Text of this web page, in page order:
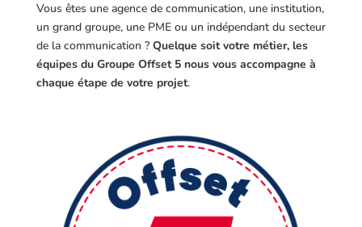
Vous êtes une agence de communication, une institution,
un grand groupe, une PME ou un indépendant du secteur
de la communication ? Quelque soit votre métier, les
équipes du Groupe Offset 5 nous vous accompagne à
chaque étape de votre projet.